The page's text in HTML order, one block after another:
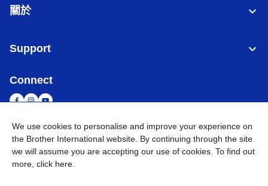
關於
Support
Connect
台灣 全球網路
隱私政策 條款與條件
We use cookies to personalise and improve your experience on
the Brother International website. By continuing through the site
we will assume you are accepting our use of cookies. To find out
more, click here